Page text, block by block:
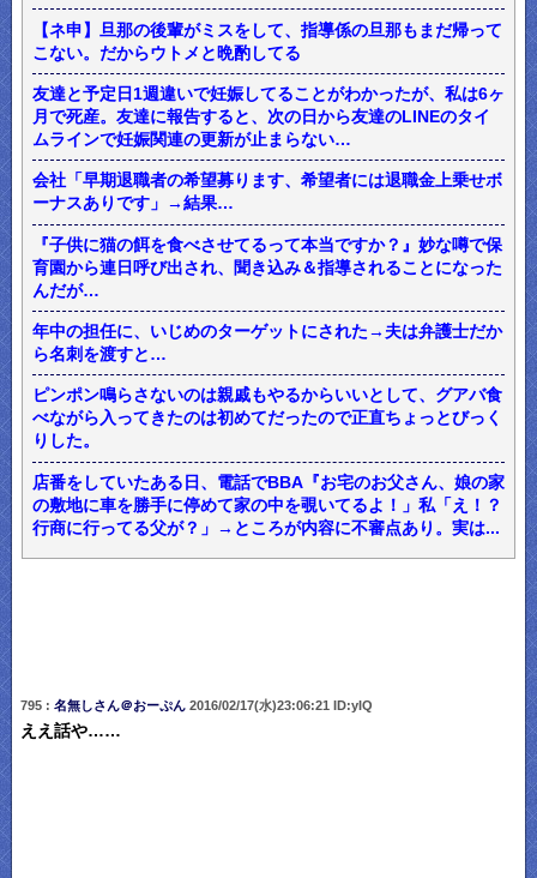
【ネ申】旦那の後輩がミスをして、指導係の旦那もまだ帰って
こない。だからウトメと晩酌してる
友達と予定日1週違いで妊娠してることがわかったが、私は6ヶ
月で死産。友達に報告すると、次の日から友達のLINEのタイ
ムラインで妊娠関連の更新が止まらない…
会社「早期退職者の希望募ります、希望者には退職金上乗せボ
ーナスありです」→結果…
『子供に猫の餌を食べさせてるって本当ですか？』妙な噂で保
育園から連日呼び出され、聞き込み＆指導されることになった
んだが…
年中の担任に、いじめのターゲットにされた→夫は弁護士だか
ら名刺を渡すと…
ピンポン鳴らさないのは親戚もやるからいいとして、グアバ食
べながら入ってきたのは初めてだったので正直ちょっとびっく
りした。
店番をしていたある日、電話でBBA『お宅のお父さん、娘の家
の敷地に車を勝手に停めて家の中を覗いてるよ！」私「え！？
行商に行ってる父が？」→ところが内容に不審点あり。実は...
795 : 名無しさん＠おーぷん2016/02/17(水)23:06:21 ID:yIQ
ええ話や……